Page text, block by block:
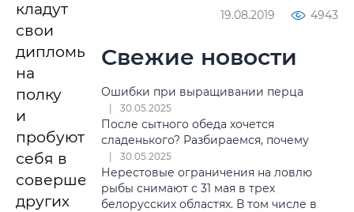
кладут
свои
дипломы
на
полку
и
пробуют
себя в
совершенно
других
19.08.2019 4943
Свежие новости
Ошибки при выращивании перца
30.05.2025
После сытного обеда хочется
сладенького? Разбираемся, почему
30.05.2025
Нерестовые ограничения на ловлю
рыбы снимают с 31 мая в трех
белорусских областях. В том числе в